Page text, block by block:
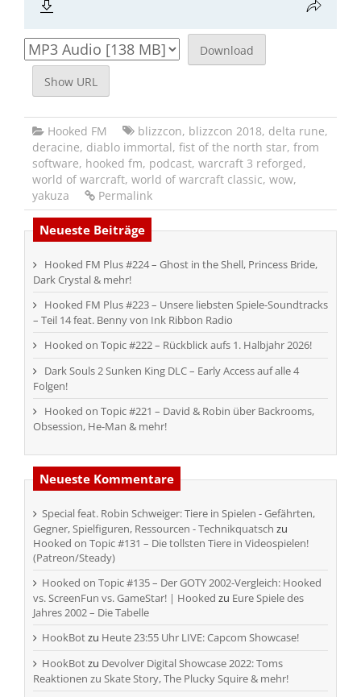
Download
Show URL
Hooked FM blizzcon, blizzcon 2018, delta rune,
deracine, diablo immortal, fist of the north star, from
software, hooked fm, podcast, warcraft 3 reforged,
world of warcraft, world of warcraft classic, wow,
yakuza
Permalink
Neueste Beiträge
Hooked FM Plus #224 – Ghost in the Shell, Princess Bride,
Dark Crystal & mehr!
Hooked FM Plus #223 – Unsere liebsten Spiele-Soundtracks
– Teil 14 feat. Benny von Ink Ribbon Radio
Hooked on Topic #222 – Rückblick aufs 1. Halbjahr 2026!
Dark Souls 2 Sunken King DLC – Early Access auf alle 4
Folgen!
Hooked on Topic #221 – David & Robin über Backrooms,
Obsession, He-Man & mehr!
Neueste Kommentare
Special feat. Robin Schweiger: Tiere in Spielen - Gefährten,
Gegner, Spielfiguren, Ressourcen - Technikquatsch zu
Hooked on Topic #131 – Die tollsten Tiere in Videospielen!
(Patreon/Steady)
Hooked on Topic #135 – Der GOTY 2002-Vergleich: Hooked
vs. ScreenFun vs. GameStar! | Hooked zu Eure Spiele des
Jahres 2002 – Die Tabelle
HookBotzu Heute 23:55 Uhr LIVE: Capcom Showcase!
HookBotzu Devolver Digital Showcase 2022: Toms
Reaktionen zu Skate Story, The Plucky Squire & mehr!